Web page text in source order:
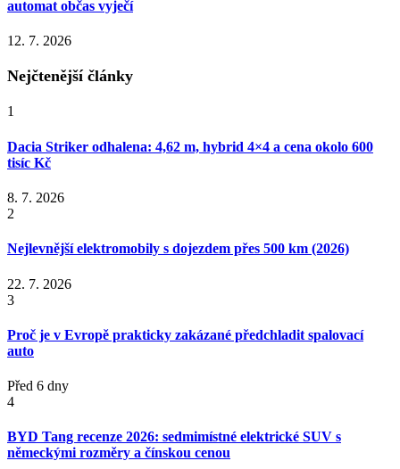
automat občas vyječí
12. 7. 2026
Nejčtenější články
1
Dacia Striker odhalena: 4,62 m, hybrid 4×4 a cena okolo 600
tisíc Kč
8. 7. 2026
2
Nejlevnější elektromobily s dojezdem přes 500 km (2026)
22. 7. 2026
3
Proč je v Evropě prakticky zakázané předchladit spalovací
auto
Před 6 dny
4
BYD Tang recenze 2026: sedmimístné elektrické SUV s
německými rozměry a čínskou cenou